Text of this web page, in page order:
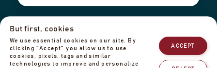
Información de envío
Política de privacidad
Nuestro equipo Contáctanos
But first, cookies
We use essential cookies on our site. By
clicking "Accept" you allow us to use
cookies, pixels, tags and similar
technologies to improve and personalize
ACCEPT